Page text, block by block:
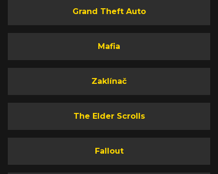
Grand Theft Auto
Mafia
Zaklínač
The Elder Scrolls
Fallout